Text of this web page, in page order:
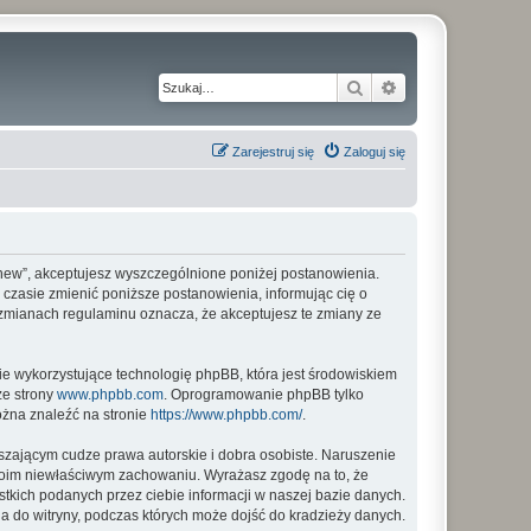
Szukaj
Zaloguj się
Zarejestruj się
akceptujesz wyszczególnione poniżej postanowienia.
zmienić poniższe postanowienia, informując cię o
regulaminu oznacza, że akceptujesz te zmiany ze
wykorzystujące technologię phpBB, która jest środowiskiem
strony www.phpbb.com . Oprogramowanie phpBB tylko
znaleźć na stronie https://www.phpbb.com/.
cudze prawa autorskie i dobra osobiste. Naruszenie
niewłaściwym zachowaniu. Wyrażasz zgodę na to, że
podanych przez ciebie informacji w naszej bazie danych.
witryny, podczas których może dojść do kradzieży danych.